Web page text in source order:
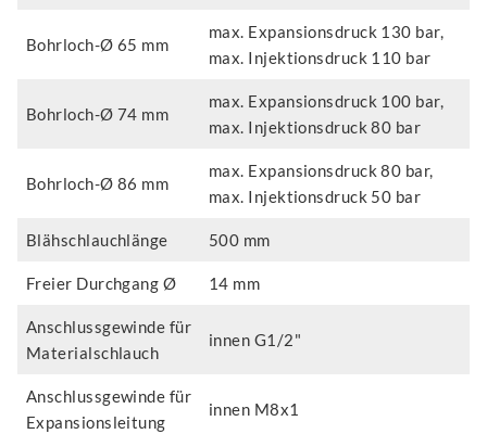
Bohrloch-Ø 65 mm
max. Expansionsdruck 130 bar,
max. Injektionsdruck 110 bar
Bohrloch-Ø 74 mm
max. Expansionsdruck 100 bar,
max. Injektionsdruck 80 bar
Bohrloch-Ø 86 mm
max. Expansionsdruck 80 bar,
max. Injektionsdruck 50 bar
Blähschlauchlänge 500 mm
Freier Durchgang Ø 14 mm
Anschlussgewinde für
Materialschlauch
innen G1/2"
Anschlussgewinde für
Expansionsleitung
innen M8x1